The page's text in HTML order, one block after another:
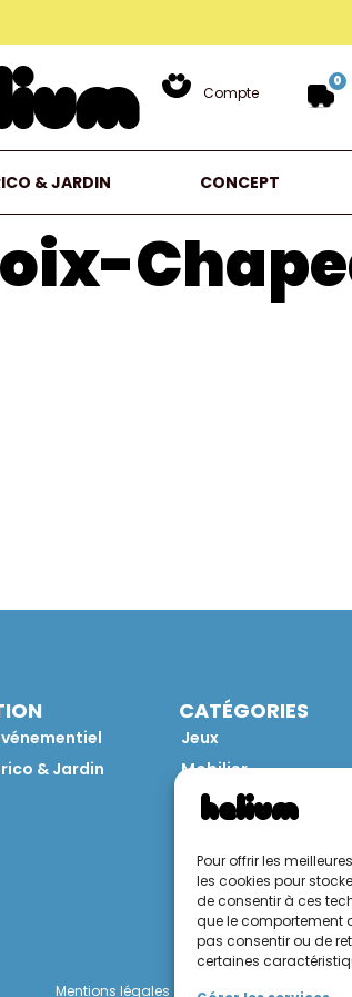
Pour offrir les
les cookies pour
de consentir à ces
que le comportement
pas consentir ou de
certaines
Compte
0
& JARDIN CONCEPT
& Jardin
CATÉGORIES
Jeux
Mobilier
Restauration
Jardin
Mentions légales Politique de